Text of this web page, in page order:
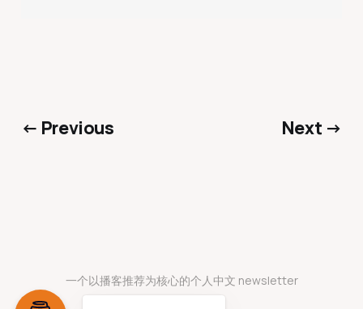
← Previous Next →
一个以播客推荐为核心的个人中文 newsletter